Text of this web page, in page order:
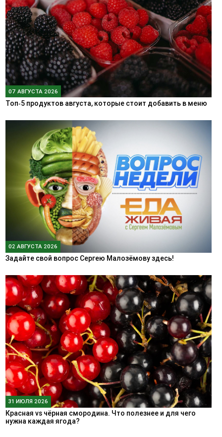
07 АВГУСТА 2026
Топ‑5 продуктов августа, которые стоит добавить в меню
02 АВГУСТА 2026
Задайте свой вопрос Сергею Малозёмову здесь!
31 ИЮЛЯ 2026
Красная vs чёрная смородина. Что полезнее и для чего
нужна каждая ягода?